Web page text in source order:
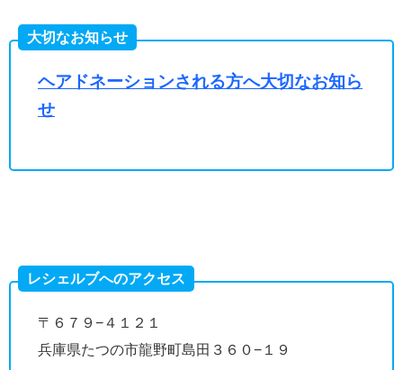
大切なお知らせ
ヘアドネーションされる方へ大切なお知ら
せ
レシェルブへのアクセス
〒６７９−４１２１
兵庫県たつの市龍野町島田３６０−１９